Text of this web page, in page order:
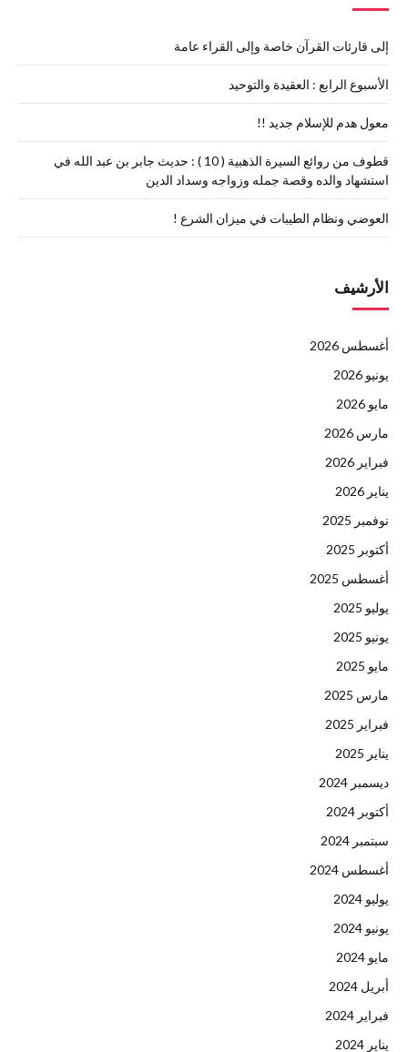
إلى قارئات القرآن خاصة وإلى القراء عامة
الأسبوع الرابع : العقيدة والتوحيد
معول هدم للإسلام جديد !!
قطوف من روائع السيرة الذهبية ( 10 ) : حديث جابر بن عبد الله في
استشهاد والده وقصة جمله وزواجه وسداد الدين
العوضي ونظام الطيبات في ميزان الشرع !
الأرشيف
أغسطس 2026
يونيو 2026
مايو 2026
مارس 2026
فبراير 2026
يناير 2026
نوفمبر 2025
أكتوبر 2025
أغسطس 2025
يوليو 2025
يونيو 2025
مايو 2025
مارس 2025
فبراير 2025
يناير 2025
ديسمبر 2024
أكتوبر 2024
سبتمبر 2024
أغسطس 2024
يوليو 2024
يونيو 2024
مايو 2024
أبريل 2024
فبراير 2024
يناير 2024